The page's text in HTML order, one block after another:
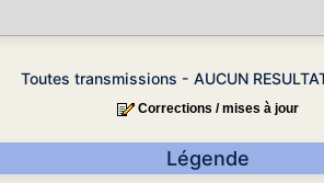
Toutes transmissions - AUCUN
Corrections / mises à jour
Légende